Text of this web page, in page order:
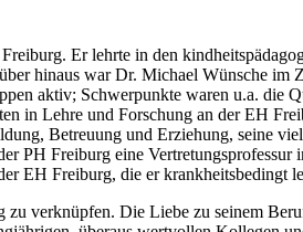
Er lehrte in den
hinaus war Dr. Michael Wünsche
aktiv; Schwerpunkte waren u.a.
in Lehre und Forschung an der EH
Betreuung und Erziehung, seine
PH Freiburg eine
EH Freiburg, die er krankheitsbedingt
verknüpfen. Die Liebe zu seinem